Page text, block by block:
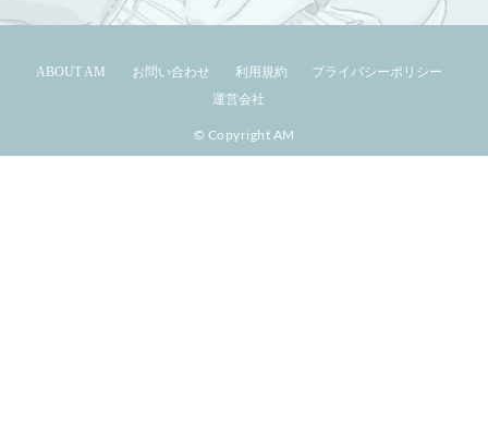
ABOUT AM お問い合わせ 利用規約
プライバシーポリシー
運営会社
© Copyright AM